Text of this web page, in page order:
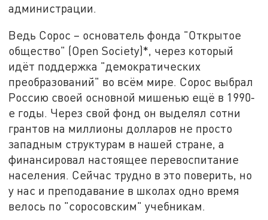
администрации.
Ведь Сорос – основатель фонда "Открытое
общество" (Open Society)*, через который
идёт поддержка "демократических
преобразований" во всём мире. Сорос выбрал
Россию своей основной мишенью ещё в 1990-
е годы. Через свой фонд он выделял сотни
грантов на миллионы долларов не просто
западным структурам в нашей стране, а
финансировал настоящее перевоспитание
населения. Сейчас трудно в это поверить, но
у нас и преподавание в школах одно время
велось по "соросовским" учебникам.